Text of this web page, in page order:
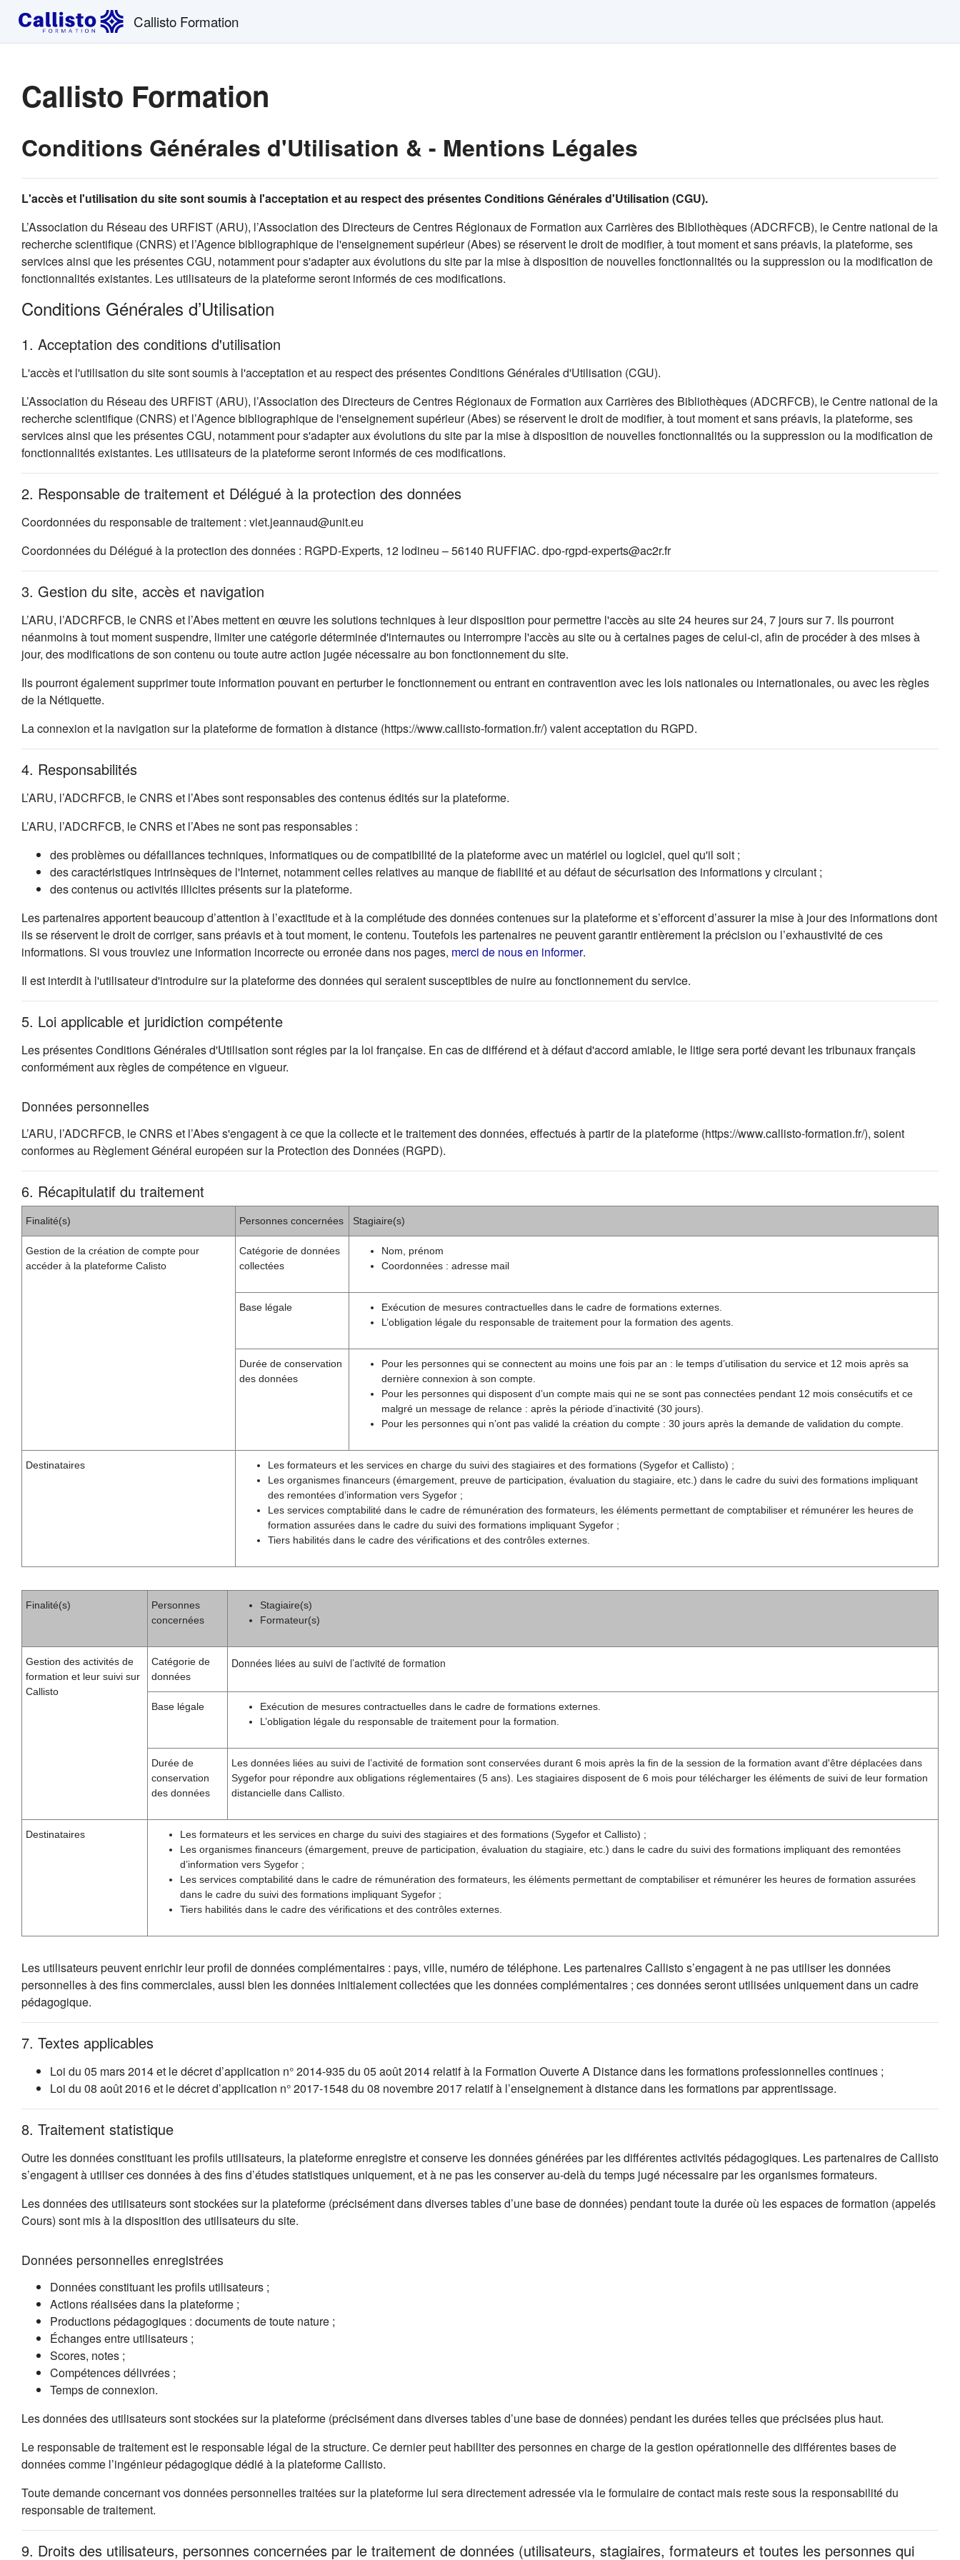
Passer au contenu principal
Callisto Formation
Callisto Formation
Conditions Générales d'Utilisation & - Mentions Légales
L'accès et l'utilisation du site sont soumis à l'acceptation et au respect des présentes Conditions Générales d'Utilisation (CGU).
L’Association du Réseau des URFIST (ARU), l’Association des Directeurs de Centres Régionaux de Formation aux Carrières des Bibliothèques (ADCRFCB), le Centre national de la
recherche scientifique (CNRS) et l’Agence bibliographique de l'enseignement supérieur (Abes) se réservent le droit de modifier, à tout moment et sans préavis, la plateforme, ses
services ainsi que les présentes CGU, notamment pour s'adapter aux évolutions du site par la mise à disposition de nouvelles fonctionnalités ou la suppression ou la modification de
fonctionnalités existantes. Les utilisateurs de la plateforme seront informés de ces modifications.
Conditions Générales d’Utilisation
1. Acceptation des conditions d'utilisation
L'accès et l'utilisation du site sont soumis à l'acceptation et au respect des présentes Conditions Générales d'Utilisation (CGU).
L’Association du Réseau des URFIST (ARU), l’Association des Directeurs de Centres Régionaux de Formation aux Carrières des Bibliothèques (ADCRFCB), le Centre national de la
recherche scientifique (CNRS) et l’Agence bibliographique de l'enseignement supérieur (Abes) se réservent le droit de modifier, à tout moment et sans préavis, la plateforme, ses
services ainsi que les présentes CGU, notamment pour s'adapter aux évolutions du site par la mise à disposition de nouvelles fonctionnalités ou la suppression ou la modification de
fonctionnalités existantes. Les utilisateurs de la plateforme seront informés de ces modifications.
2. Responsable de traitement et Délégué à la protection des données
Coordonnées du responsable de traitement : viet.jeannaud@unit.eu
Coordonnées du Délégué à la protection des données : RGPD-Experts, 12 lodineu – 56140 RUFFIAC. dpo-rgpd-experts@ac2r.fr
3. Gestion du site, accès et navigation
L’ARU, l’ADCRFCB, le CNRS et l’Abes mettent en œuvre les solutions techniques à leur disposition pour permettre l'accès au site 24 heures sur 24, 7 jours sur 7. Ils pourront
néanmoins à tout moment suspendre, limiter une catégorie déterminée d'internautes ou interrompre l'accès au site ou à certaines pages de celui-ci, afin de procéder à des mises à
jour, des modifications de son contenu ou toute autre action jugée nécessaire au bon fonctionnement du site.
Ils pourront également supprimer toute information pouvant en perturber le fonctionnement ou entrant en contravention avec les lois nationales ou internationales, ou avec les règles
de la Nétiquette.
La connexion et la navigation sur la plateforme de formation à distance (https://www.callisto-formation.fr/) valent acceptation du RGPD.
4. Responsabilités
L’ARU, l’ADCRFCB, le CNRS et l’Abes sont responsables des contenus édités sur la plateforme.
L’ARU, l’ADCRFCB, le CNRS et l’Abes ne sont pas responsables :
des problèmes ou défaillances techniques, informatiques ou de compatibilité de la plateforme avec un matériel ou logiciel, quel qu'il soit ;
des caractéristiques intrinsèques de l'Internet, notamment celles relatives au manque de fiabilité et au défaut de sécurisation des informations y circulant ;
des contenus ou activités illicites présents sur la plateforme.
Les partenaires apportent beaucoup d’attention à l’exactitude et à la complétude des données contenues sur la plateforme et s’efforcent d’assurer la mise à jour des informations dont
ils se réservent le droit de corriger, sans préavis et à tout moment, le contenu. Toutefois les partenaires ne peuvent garantir entièrement la précision ou l’exhaustivité de ces
informations. Si vous trouviez une information incorrecte ou erronée dans nos pages, merci de nous en informer(s'ouvre dans un nouvel onglet)
.
Il est interdit à l'utilisateur d'introduire sur la plateforme des données qui seraient susceptibles de nuire au fonctionnement du service.
5. Loi applicable et juridiction compétente
Les présentes Conditions Générales d'Utilisation sont régies par la loi française. En cas de différend et à défaut d'accord amiable, le litige sera porté devant les tribunaux français
conformément aux règles de compétence en vigueur.
Données personnelles
L’ARU, l’ADCRFCB, le CNRS et l’Abes s'engagent à ce que la collecte et le traitement des données, effectués à partir de la plateforme (https://www.callisto-formation.fr/), soient
conformes au Règlement Général européen sur la Protection des Données (RGPD).
6. Récapitulatif du traitement
Finalité(s) Personnes concernées Stagiaire(s)
Gestion de la création de compte pour
accéder à la plateforme Calisto
Catégorie de données
collectées
Nom, prénom
Coordonnées : adresse mail
Base légale
Exécution de mesures contractuelles dans le cadre de formations externes.
L’obligation légale du responsable de traitement pour la formation des agents.
Durée de conservation
des données
Pour les personnes qui se connectent au moins une fois par an : le temps d’utilisation du service et 12 mois après sa
dernière connexion à son compte.
Pour les personnes qui disposent d’un compte mais qui ne se sont pas connectées pendant 12 mois consécutifs et ce
malgré un message de relance : après la période d’inactivité (30 jours).
Pour les personnes qui n’ont pas validé la création du compte : 30 jours après la demande de validation du compte.
Destinataires
Les formateurs et les services en charge du suivi des stagiaires et des formations (Sygefor et Callisto) ;
Les organismes financeurs (émargement, preuve de participation, évaluation du stagiaire, etc.) dans le cadre du suivi des formations impliquant
des remontées d’information vers Sygefor ;
Les services comptabilité dans le cadre de rémunération des formateurs, les éléments permettant de comptabiliser et rémunérer les heures de
formation assurées dans le cadre du suivi des formations impliquant Sygefor ;
Tiers habilités dans le cadre des vérifications et des contrôles externes.
Finalité(s)
Personnes
concernées
Stagiaire(s)
Formateur(s)
Gestion des activités de
formation et leur suivi sur
Callisto
Catégorie de
données
Données liées au suivi de l’activité de formation
Base légale
Exécution de mesures contractuelles dans le cadre de formations externes.
L’obligation légale du responsable de traitement pour la formation.
Durée de
conservation
des données
Les données liées au suivi de l’activité de formation sont conservées durant 6 mois après la fin de la session de la formation avant d'être déplacées dans
Sygefor pour répondre aux obligations réglementaires (5 ans). Les stagiaires disposent de 6 mois pour télécharger les éléments de suivi de leur formation
distancielle dans Callisto.
Destinataires
Les formateurs et les services en charge du suivi des stagiaires et des formations (Sygefor et Callisto) ;
Les organismes financeurs (émargement, preuve de participation, évaluation du stagiaire, etc.) dans le cadre du suivi des formations impliquant des remontées
d’information vers Sygefor ;
Les services comptabilité dans le cadre de rémunération des formateurs, les éléments permettant de comptabiliser et rémunérer les heures de formation assurées
dans le cadre du suivi des formations impliquant Sygefor ;
Tiers habilités dans le cadre des vérifications et des contrôles externes.
Les utilisateurs peuvent enrichir leur profil de données complémentaires : pays, ville, numéro de téléphone. Les partenaires Callisto s’engagent à ne pas utiliser les données
personnelles à des fins commerciales, aussi bien les données initialement collectées que les données complémentaires ; ces données seront utilisées uniquement dans un cadre
pédagogique.
7. Textes applicables
Loi du 05 mars 2014 et le décret d’application n° 2014-935 du 05 août 2014 relatif à la Formation Ouverte A Distance dans les formations professionnelles continues ;
Loi du 08 août 2016 et le décret d’application n° 2017-1548 du 08 novembre 2017 relatif à l’enseignement à distance dans les formations par apprentissage.
8. Traitement statistique
Outre les données constituant les profils utilisateurs, la plateforme enregistre et conserve les données générées par les différentes activités pédagogiques. Les partenaires de Callisto
s’engagent à utiliser ces données à des fins d’études statistiques uniquement, et à ne pas les conserver au-delà du temps jugé nécessaire par les organismes formateurs.
Les données des utilisateurs sont stockées sur la plateforme (précisément dans diverses tables d’une base de données) pendant toute la durée où les espaces de formation (appelés
Cours) sont mis à la disposition des utilisateurs du site.
Données personnelles enregistrées
Données constituant les profils utilisateurs ;
Actions réalisées dans la plateforme ;
Productions pédagogiques : documents de toute nature ;
Échanges entre utilisateurs ;
Scores, notes ;
Compétences délivrées ;
Temps de connexion.
Les données des utilisateurs sont stockées sur la plateforme (précisément dans diverses tables d’une base de données) pendant les durées telles que précisées plus haut.
Le responsable de traitement est le responsable légal de la structure. Ce dernier peut habiliter des personnes en charge de la gestion opérationnelle des différentes bases de
données comme l’ingénieur pédagogique dédié à la plateforme Callisto.
Toute demande concernant vos données personnelles traitées sur la plateforme lui sera directement adressée via le formulaire de contact mais reste sous la responsabilité du
responsable de traitement.
9. Droits des utilisateurs, personnes concernées par le traitement de données (utilisateurs, stagiaires, formateurs et toutes les personnes qui